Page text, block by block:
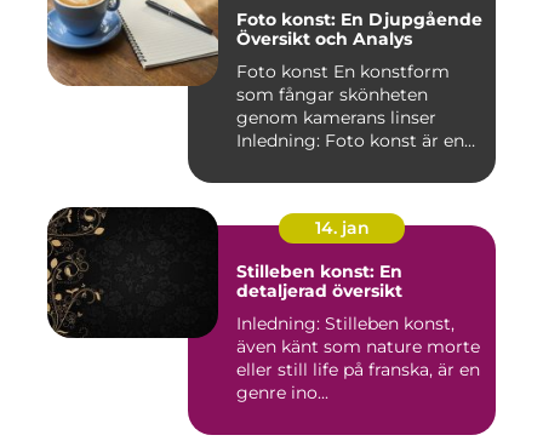
Foto konst: En Djupgående
Översikt och Analys
Foto konst En konstform
som fångar skönheten
genom kamerans linser
Inledning: Foto konst är en
14. jan
Stilleben konst: En
detaljerad översikt
Inledning: Stilleben konst,
även känt som nature morte
eller still life på franska, är en
genre ino...